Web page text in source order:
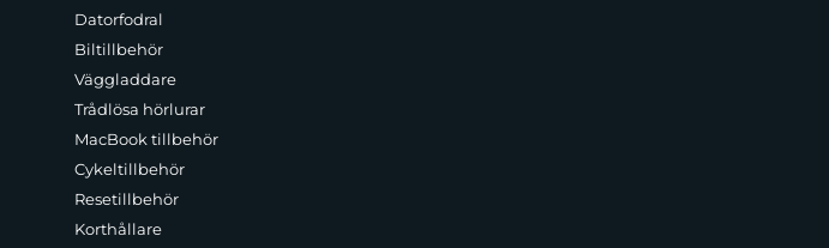
Datorfodral
Biltillbehör
Väggladdare
Trådlösa hörlurar
MacBook tillbehör
Cykeltillbehör
Resetillbehör
Korthållare